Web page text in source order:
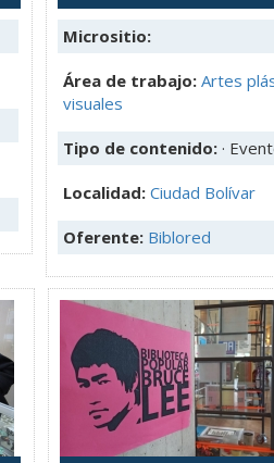
Micrositio:
Área de trabajo: Artes
visuales
Tipo de contenido: ·
Localidad: Ciudad Bolívar
Oferente: Biblored